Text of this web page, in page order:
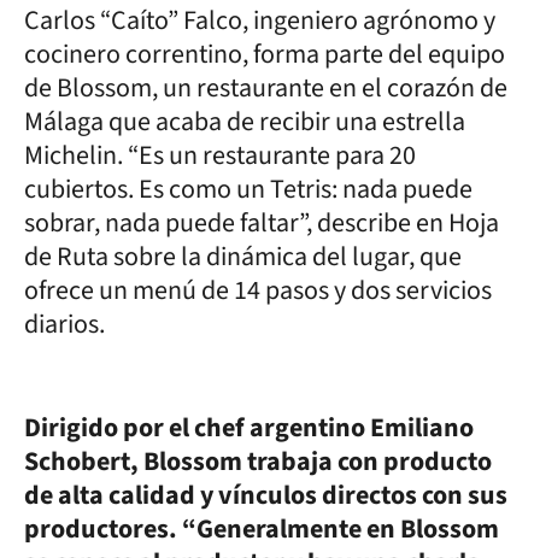
Carlos “Caíto” Falco, ingeniero agrónomo y
cocinero correntino, forma parte del equipo
de Blossom, un restaurante en el corazón de
Málaga que acaba de recibir una estrella
Michelin. “Es un restaurante para 20
cubiertos. Es como un Tetris: nada puede
sobrar, nada puede faltar”, describe en Hoja
de Ruta sobre la dinámica del lugar, que
ofrece un menú de 14 pasos y dos servicios
diarios.
Dirigido por el chef argentino Emiliano
Schobert, Blossom trabaja con producto
de alta calidad y vínculos directos con sus
productores. “Generalmente en Blossom